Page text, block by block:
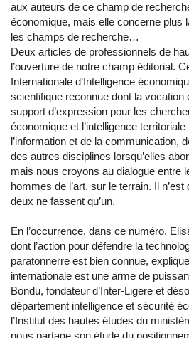
aux auteurs de ce champ de
économique, mais elle concerne plus
les champs de recherche…
Deux articles de professionnels de
l’ouverture de notre champ éditorial.
Internationale d’Intelligence
scientifique reconnue dont la vocation
support d’expression pour les
économique et l’intelligence
l’information et de la communication,
des autres disciplines lorsqu’elles
mais nous croyons au dialogue entre
hommes de l’art, sur le terrain. Il
deux ne fassent qu’un.
En l’occurrence, dans ce numéro,
dont l’action pour défendre la
paratonnerre est bien connue,
internationale est une arme de
Bondu, fondateur d’Inter-Ligere et
département intelligence et sécurité
l’Institut des hautes études du